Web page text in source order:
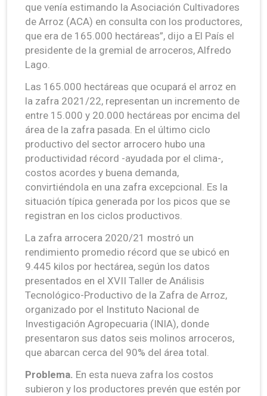
que venía estimando la Asociación Cultivadores
de Arroz (ACA) en consulta con los productores,
que era de 165.000 hectáreas”, dijo a El País el
presidente de la gremial de arroceros, Alfredo
Lago.
Las 165.000 hectáreas que ocupará el arroz en
la zafra 2021/22, representan un incremento de
entre 15.000 y 20.000 hectáreas por encima del
área de la zafra pasada. En el último ciclo
productivo del sector arrocero hubo una
productividad récord -ayudada por el clima-,
costos acordes y buena demanda,
convirtiéndola en una zafra excepcional. Es la
situación típica generada por los picos que se
registran en los ciclos productivos.
La zafra arrocera 2020/21 mostró un
rendimiento promedio récord que se ubicó en
9.445 kilos por hectárea, según los datos
presentados en el XVII Taller de Análisis
Tecnológico-Productivo de la Zafra de Arroz,
organizado por el Instituto Nacional de
Investigación Agropecuaria (INIA), donde
presentaron sus datos seis molinos arroceros,
que abarcan cerca del 90% del área total.
Problema. En esta nueva zafra los costos
subieron y los productores prevén que estén por